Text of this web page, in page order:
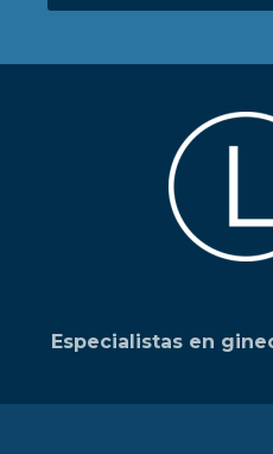
Especialistas en